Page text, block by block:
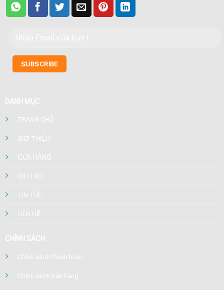
DANH MỤC
TRANG CHỦ
GIỚI THIỆU
CỬA HÀNG
DỊCH VỤ
TIN TỨC
LIÊN HỆ
CHÍNH SÁCH
Chính sách thanh toán
Chính sách bán hàng